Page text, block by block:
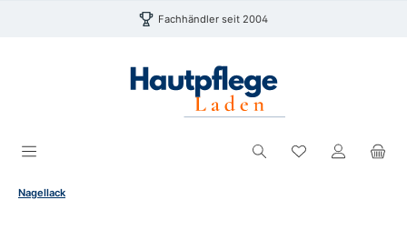
Zum Hauptinhalt springen Fachhändler seit 2004
Du hast 0
Nagellack